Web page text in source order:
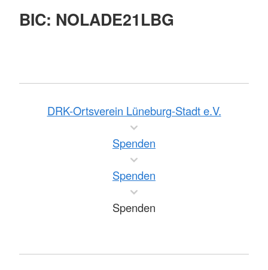
BIC: NOLADE21LBG
DRK-Ortsverein Lüneburg-Stadt e.V.
Spenden
Spenden
Spenden